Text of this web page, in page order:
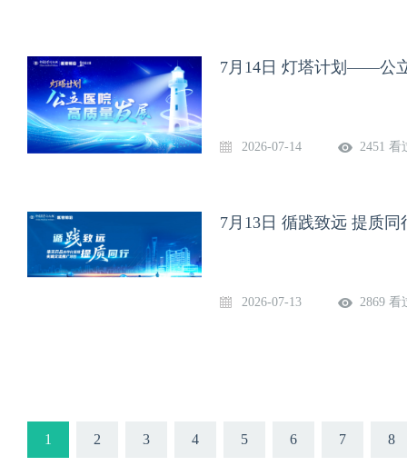
7月14日 灯塔计划——公
2026-07-14 2451 看
7月13日 循践致远 提质
2026-07-13 2869 看
1 2 3 4 5 6 7 8